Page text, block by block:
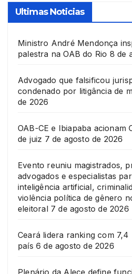
Ultimas Noticias
Ministro André Mendonça
palestra na OAB do Rio 8 de
Advogado que falsificou
condenado por litigância de
de 2026
OAB-CE e Ibiapaba acionam
de juiz 7 de agosto de 2026
Evento reuniu magistrados,
advogados e especialistas
inteligência artificial,
violência política de gênero
eleitoral 7 de agosto de 2026
Ceará lidera ranking com
país 6 de agosto de 2026